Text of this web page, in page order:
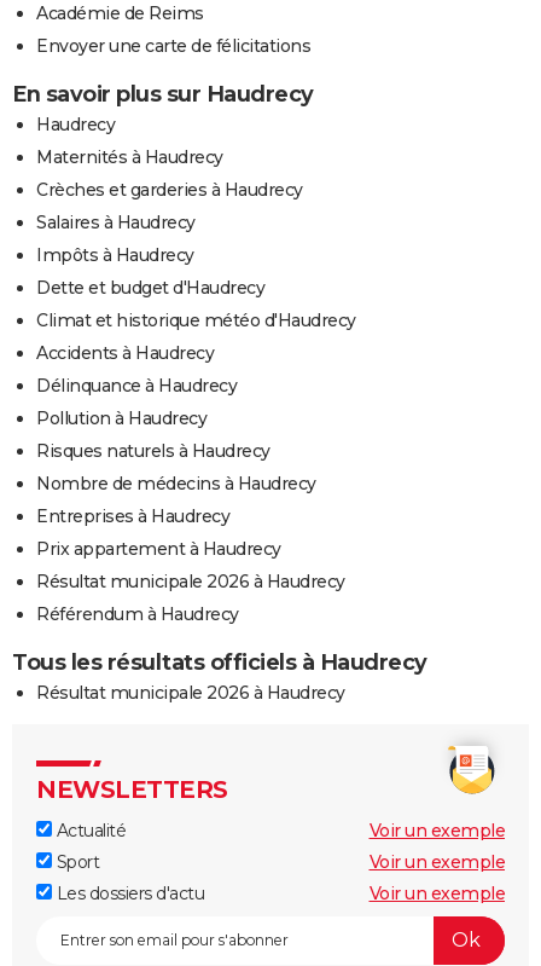
Académie de Reims
Envoyer une carte de félicitations
En savoir plus sur Haudrecy
Haudrecy
Maternités à Haudrecy
Crèches et garderies à Haudrecy
Salaires à Haudrecy
Impôts à Haudrecy
Dette et budget d'Haudrecy
Climat et historique météo d'Haudrecy
Accidents à Haudrecy
Délinquance à Haudrecy
Pollution à Haudrecy
Risques naturels à Haudrecy
Nombre de médecins à Haudrecy
Entreprises à Haudrecy
Prix appartement à Haudrecy
Résultat municipale 2026 à Haudrecy
Référendum à Haudrecy
Tous les résultats officiels à Haudrecy
Résultat municipale 2026 à Haudrecy
NEWSLETTERS
Actualité
Voir un exemple
Sport
Voir un exemple
Les dossiers d'actu
Voir un exemple